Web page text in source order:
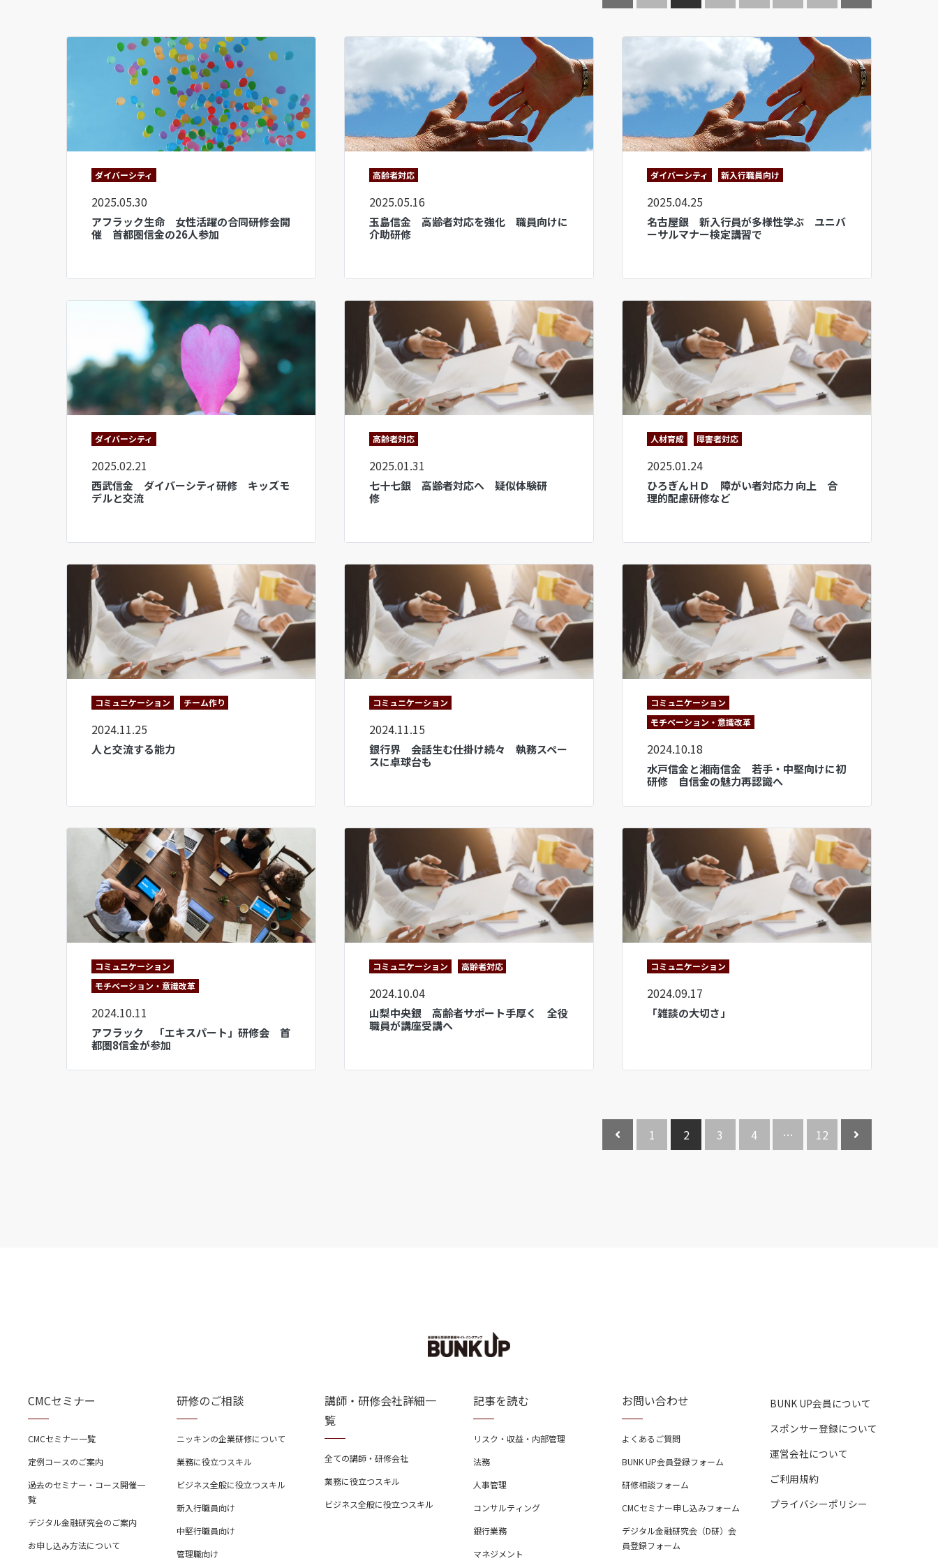
ダイバーシティ
2025.05.30
アフラック生命 女性活躍の合同研修会開
催 首都圏信金の26人参加
高齢者対応
2025.05.16
玉島信金 高齢者対応を強化 職員向けに
介助研修
ダイバーシティ 新入行職員向け
2025.04.25
名古屋銀 新入行員が多様性学ぶ ユニバ
ーサルマナー検定講習で
ダイバーシティ
2025.02.21
西武信金 ダイバーシティ研修 キッズモ
デルと交流
高齢者対応
2025.01.31
七十七銀 高齢者対応へ 疑似体験研
修
人材育成 障害者対応
2025.01.24
ひろぎんＨＤ 障がい者対応力 向上 合
理的配慮研修など
コミュニケーション チーム作り
2024.11.25
人と交流する能力
コミュニケーション
2024.11.15
銀行界 会話生む仕掛け続々 執務スペー
スに卓球台も
コミュニケーション
モチベーション・意識改革
2024.10.18
水戸信金と湘南信金 若手・中堅向けに初
研修 自信金の魅力再認識へ
コミュニケーション
モチベーション・意識改革
2024.10.11
アフラック 「エキスパート」研修会 首
都圏8信金が参加
コミュニケーション 高齢者対応
2024.10.04
山梨中央銀 高齢者サポート手厚く 全役
職員が講座受講へ
コミュニケーション
2024.09.17
「雑談の大切さ」
1 2 3 4 … 12
CMCセミナー
CMCセミナー一覧
定例コースのご案内
過去のセミナー・コース開催一
覧
デジタル金融研究会のご案内
お申し込み方法について
研修のご相談
ニッキンの企業研修について
業務に役立つスキル
ビジネス全般に役立つスキル
新入行職員向け
中堅行職員向け
管理職向け
講師・研修会社詳細一
覧
全ての講師・研修会社
業務に役立つスキル
ビジネス全般に役立つスキル
記事を読む
リスク・収益・内部管理
法務
人事管理
コンサルティング
銀行業務
マネジメント
お問い合わせ
よくあるご質問
BUNK UP会員登録フォーム
研修相談フォーム
CMCセミナー申し込みフォーム
デジタル金融研究会（D研）会
員登録フォーム
BUNK UP会員について
スポンサー登録について
運営会社について
ご利用規約
プライバシーポリシー